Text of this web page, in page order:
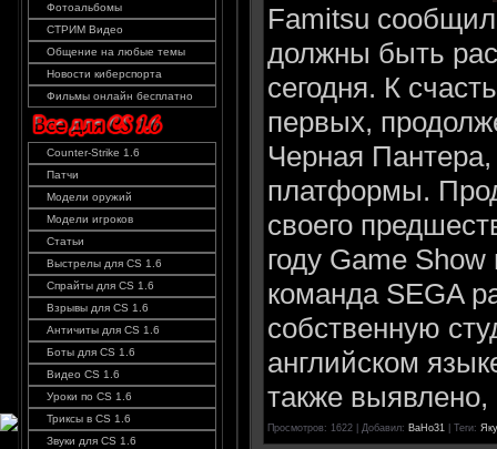
Фотоальбомы
СТРИМ Видео
Общение на любые темы
Новости киберспорта
Фильмы онлайн бесплатно
Counter-Strike 1.6
Патчи
Модели оружий
Модели игроков
Статьи
Выстрелы для CS 1.6
Спрайты для CS 1.6
Взрывы для CS 1.6
Античиты для CS 1.6
Боты для CS 1.6
Видео CS 1.6
Уроки по CS 1.6
Триксы в CS 1.6
Звуки для CS 1.6
Famitsu
должны быть
сегодня. К
первых,
Черная
платформы.
своего
году Game
команда SEGA
собственную
английском
также выявлено,
Просмотров: 1622 | Добавил: BaHo31 Теги: